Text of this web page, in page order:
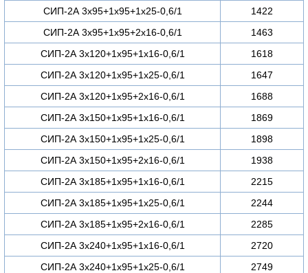
СИП-2А 3х95+1х95+1х25-0,6/1
1422
СИП-2А 3х95+1х95+2х16-0,6/1
1463
СИП-2А 3х120+1х95+1х16-0,6/1
1618
СИП-2А 3х120+1х95+1х25-0,6/1
1647
СИП-2А 3х120+1х95+2х16-0,6/1
1688
СИП-2А 3х150+1х95+1х16-0,6/1
1869
СИП-2А 3х150+1х95+1х25-0,6/1
1898
СИП-2А 3х150+1х95+2х16-0,6/1
1938
СИП-2А 3х185+1х95+1х16-0,6/1
2215
СИП-2А 3х185+1х95+1х25-0,6/1
2244
СИП-2А 3х185+1х95+2х16-0,6/1
2285
СИП-2А 3х240+1х95+1х16-0,6/1
2720
СИП-2А 3х240+1х95+1х25-0,6/1
2749